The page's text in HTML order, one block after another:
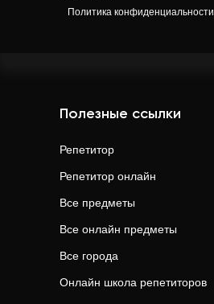
Политика конфиденциальности
Полезные ссылки
Репетитор
Репетитор онлайн
Все предметы
Все онлайн предметы
Все города
Онлайн школа репетиторов